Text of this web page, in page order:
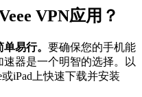
VPN应用？
易行。 要确保您的手机能
速器是一个明智的选择。以
iPad上快速下载并安装